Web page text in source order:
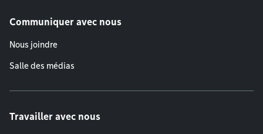
Communiquer avec nous
Nous joindre
Salle des médias
Travailler avec nous